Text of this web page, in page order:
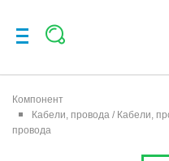
Компонент
Кабели, провода / Кабели,
провода